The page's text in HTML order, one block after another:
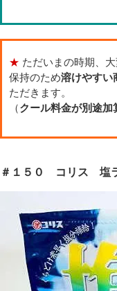
★ ただいまの時期、
保持のため溶けやすい
ただきます。
（クール料金が別途加
＃１５０ コリス 塩ラ